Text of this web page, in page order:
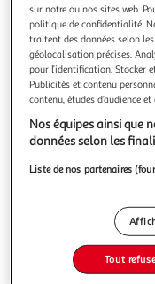
MIXA BEBE
Shampooing bio
Aloe Vera Bio
Hypoallergénique.
délicats des bébés et
propres, doux et éclatants de
En savoir +
300ml
Vous voulez
sur notre ou nos sites web.
politique de confidentialité.
traitent des données selon
géolocalisation précises.
pour l’identification. Stocker
Publicités et contenu
contenu, études d’audience
Nos équipes ainsi que
données selon les
Liste de nos partenaires
Tout